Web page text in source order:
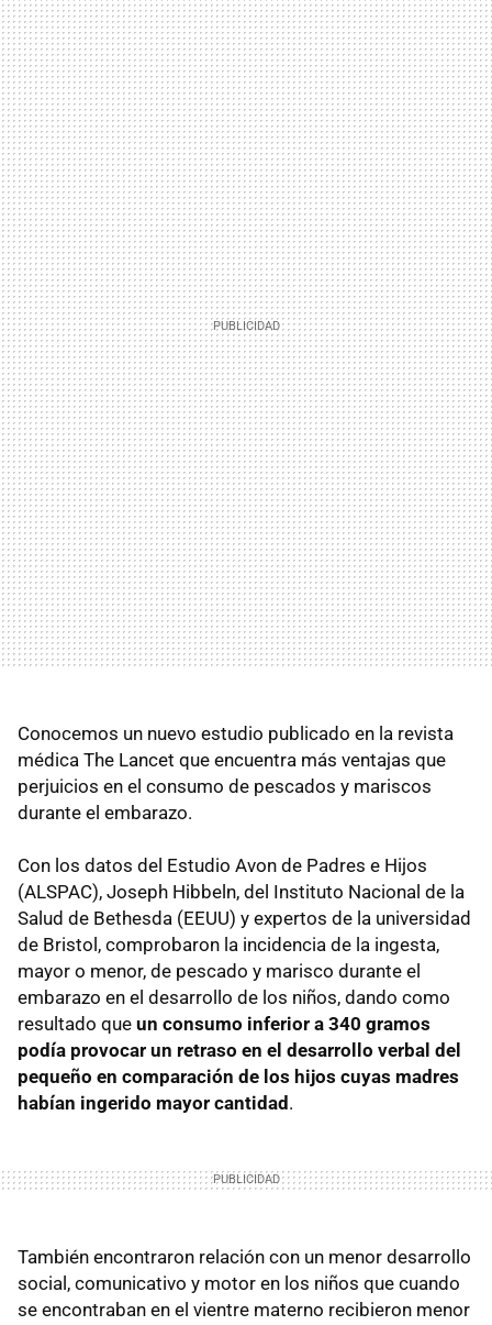
Conocemos un nuevo estudio publicado en la revista
médica The Lancet que encuentra más ventajas que
perjuicios en el consumo de pescados y mariscos
durante el embarazo.
Con los datos del Estudio Avon de Padres e Hijos
(ALSPAC), Joseph Hibbeln, del Instituto Nacional de la
Salud de Bethesda (EEUU) y expertos de la universidad
de Bristol, comprobaron la incidencia de la ingesta,
mayor o menor, de pescado y marisco durante el
embarazo en el desarrollo de los niños, dando como
resultado que un consumo inferior a 340 gramos
podía provocar un retraso en el desarrollo verbal del
pequeño en comparación de los hijos cuyas madres
habían ingerido mayor cantidad .
También encontraron relación con un menor desarrollo
social, comunicativo y motor en los niños que cuando
se encontraban en el vientre materno recibieron menor